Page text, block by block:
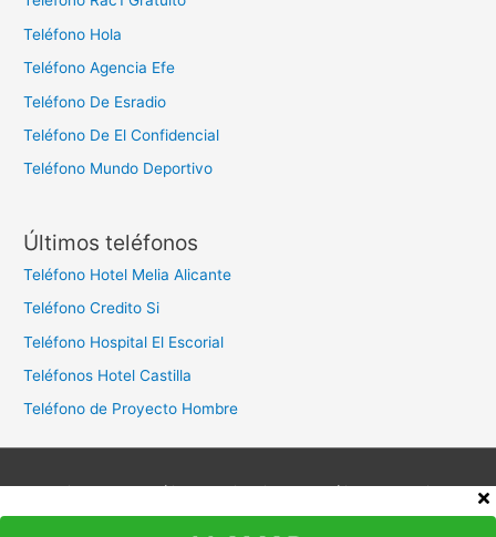
Teléfono Hola
Teléfono Agencia Efe
Teléfono De Esradio
Teléfono De El Confidencial
Teléfono Mundo Deportivo
Últimos teléfonos
Teléfono Hotel Melia Alicante
Teléfono Credito Si
Teléfono Hospital El Escorial
Teléfonos Hotel Castilla
Teléfono de Proyecto Hombre
Aviso legal Política de privacidad
Política de cookies
Contacto